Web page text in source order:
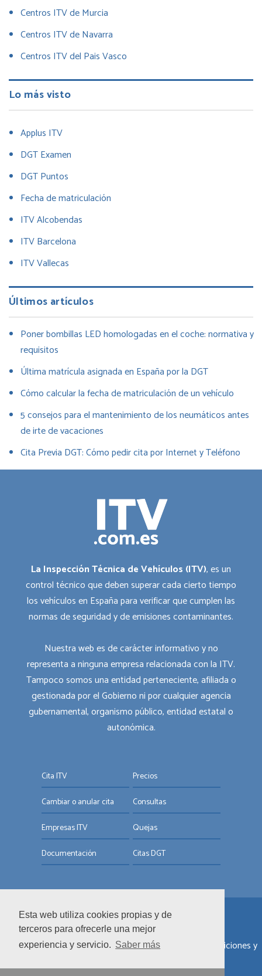
Esta web utiliza cookies propias y de
terceros para ofrecerle una mejor
experiencia y servicio. Saber más
Centros ITV de Murcia
Centros ITV de Navarra
Centros ITV del Pais Vasco
Lo más visto
Applus ITV
DGT Examen
DGT Puntos
Fecha de matriculación
ITV Alcobendas
ITV Barcelona
ITV Vallecas
Últimos artículos
Poner bombillas LED homologadas en el coche: normativa y
requisitos
Última matrícula asignada en España por la DGT
Cómo calcular la fecha de matriculación de un vehículo
5 consejos para el mantenimiento de los neumáticos antes
de irte de vacaciones
Cita Previa DGT: Cómo pedir cita por Internet y Teléfono
La Inspección Técnica de Vehículos (ITV), es un
control técnico que deben superar cada cierto tiempo
los vehículos en España para verificar que cumplen las
normas de seguridad y de emisiones contaminantes.
Nuestra web es de carácter informativo y no
representa a ninguna empresa relacionada con la ITV.
Tampoco somos una entidad perteneciente, afiliada o
gestionada por el Gobierno ni por cualquier agencia
gubernamental, organismo público, entidad estatal o
autonómica.
Cita ITV
Cambiar o anular cita
Empresas ITV
Documentación
Precios
Consultas
Quejas
Citas DGT
© ITV.com.es
Sobre nosotros|Informar de un error|Términos y condiciones y